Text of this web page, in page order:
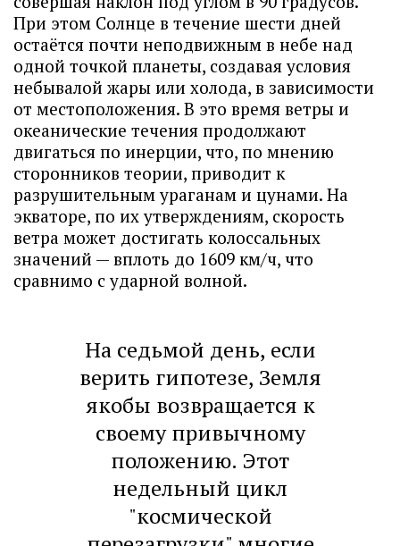
При этом Солнце в течение шести дней
остаётся почти неподвижным в небе над
одной точкой планеты, создавая условия
небывалой жары или холода, в зависимости
от местоположения. В это время ветры и
океанические течения продолжают
двигаться по инерции, что, по мнению
сторонников теории, приводит к
разрушительным ураганам и цунами. На
экваторе, по их утверждениям, скорость
ветра может достигать колоссальных
значений — вплоть до 1609 км/ч, что
сравнимо с ударной волной.
На седьмой день, если
верить гипотезе, Земля
якобы возвращается к
своему привычному
положению. Этот
недельный цикл
"космической